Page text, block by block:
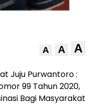
A A A
Juju Purwantoro :
99 Tahun 2020,
Bagi Masyarakat